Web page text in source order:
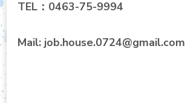
TEL：0463-75-9994
Mail: job.house.0724@gmail.com